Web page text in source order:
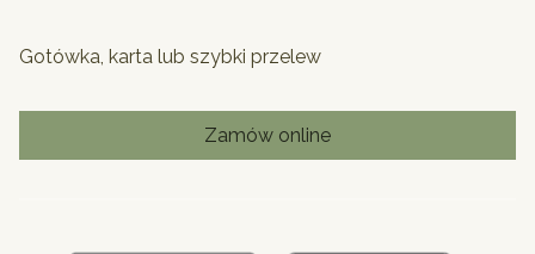
Gotówka, karta lub szybki przelew
Zamów online